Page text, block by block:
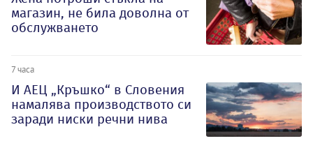
магазин, не била доволна от
обслужването
7 часа
И АЕЦ „Кръшко“ в Словения
намалява производството си
заради ниски речни нива